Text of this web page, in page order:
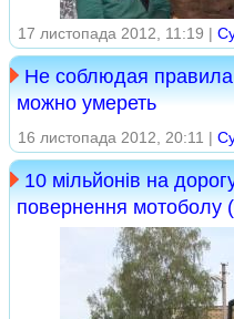
17 листопада 2012, 11:19 |
Не соблюдая
можно умереть
16 листопада 2012, 20:11 |
10 мільйонів на
повернення мотоболу